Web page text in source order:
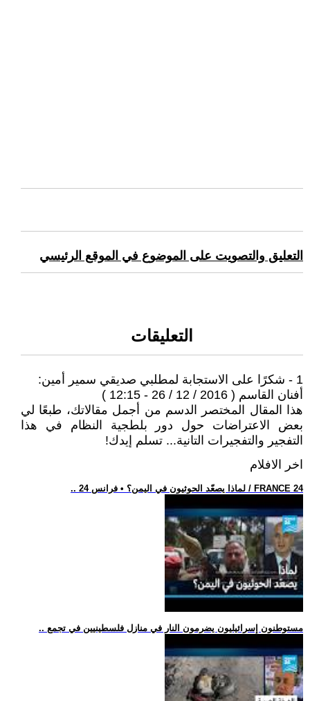
التعليق والتصويت على الموضوع في الموقع الرئيسي
التعليقات
1 - شكرًا على الاستجابة لمطلبي صديقي سمير أمين:
أفنان القاسم ( 2016 / 12 / 26 - 12:15 )
هذا المقال المختصر الدسم من أجمل مقالاتك، طبعًا لي
بعض الاعتراضات حول دور بلطجية النظام في هذا
التفجير والتفجيرات التانية... تسلم إيدك!
اخر الافلام
.. لماذا يصعّد الحوثيون في اليمن؟ • فرانس 24 / FRANCE 24
.. مستوطنون إسرائيليون يضرمون النار في منازل فلسطينيين في تجمع